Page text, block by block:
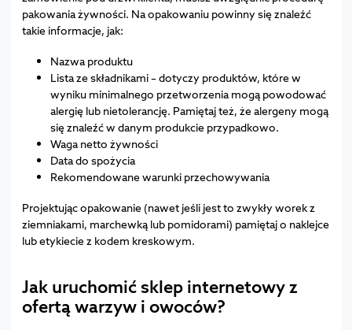
pakowania żywności. Na opakowaniu powinny się znaleźć
takie informacje, jak:
Nazwa produktu
Lista ze składnikami – dotyczy produktów, które w
wyniku minimalnego przetworzenia mogą powodować
alergię lub nietolerancję. Pamiętaj też, że alergeny mogą
się znaleźć w danym produkcie przypadkowo.
Waga netto żywności
Data do spożycia
Rekomendowane warunki przechowywania
Projektując opakowanie (nawet jeśli jest to zwykły worek z
ziemniakami, marchewką lub pomidorami) pamiętaj o naklejce
lub etykiecie z kodem kreskowym.
Jak uruchomić sklep internetowy z
ofertą warzyw i owoców?